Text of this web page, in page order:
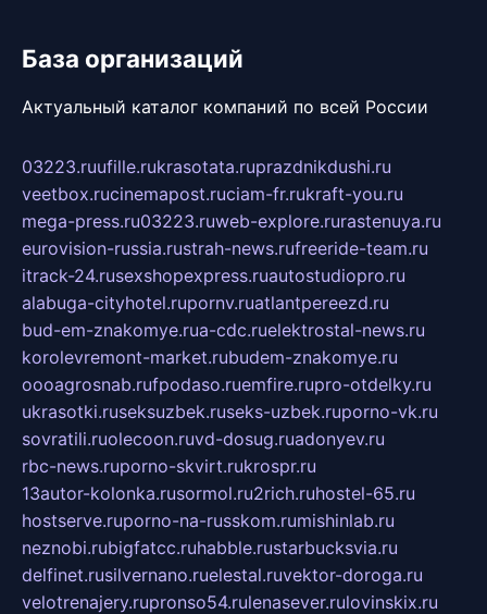
База организаций
Актуальный каталог компаний по всей России
03223.ruufille.rukrasotata.ruprazdnikdushi.ru
veetbox.rucinemapost.ruciam-fr.rukraft-you.ru
mega-press.ru03223.ruweb-explore.rurastenuya.ru
eurovision-russia.rustrah-news.rufreeride-team.ru
itrack-24.rusexshopexpress.ruautostudiopro.ru
alabuga-cityhotel.rupornv.ruatlantpereezd.ru
bud-em-znakomye.rua-cdc.ruelektrostal-news.ru
korolevremont-market.rubudem-znakomye.ru
oooagrosnab.rufpodaso.ruemfire.rupro-otdelky.ru
ukrasotki.ruseksuzbek.ruseks-uzbek.ruporno-vk.ru
sovratili.ruolecoon.ruvd-dosug.ruadonyev.ru
rbc-news.ruporno-skvirt.rukrospr.ru
13autor-kolonka.rusormol.ru2rich.ruhostel-65.ru
hostserve.ruporno-na-russkom.rumishinlab.ru
neznobi.rubigfatcc.ruhabble.rustarbucksvia.ru
delfinet.rusilvernano.ruelestal.ruvektor-doroga.ru
velotrenajery.rupronso54.rulenasever.rulovinskix.ru